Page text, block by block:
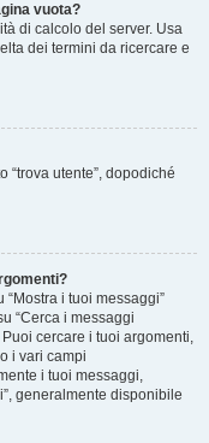
vuota?
di calcolo del server. Usa
dei termini da ricercare e
“trova utente”, dopodiché
i tuoi messaggi”
“Cerca i messaggi
cercare i tuoi argomenti,
i vari campi
i tuoi messaggi,
generalmente disponibile